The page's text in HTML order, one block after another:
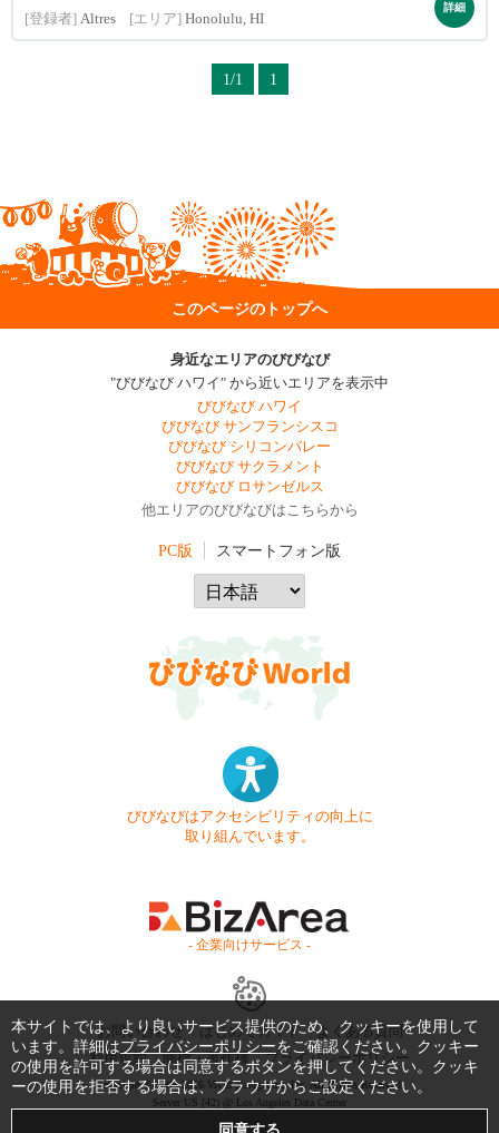
[登録者] Altres [エリア] Honolulu, HI
詳細
1/1 1
このページのトップへ
身近なエリアのびびなび
"びびなび ハワイ" から近いエリアを表示中
びびなび ハワイ
びびなび サンフランシスコ
びびなび シリコンバレー
びびなび サクラメント
びびなび ロサンゼルス
他エリアのびびなびはこちらから
PC版 スマートフォン版
びびなびはアクセシビリティの向上に
取り組んでいます。
- 企業向けサービス -
お問い合わせ はじめてガイド
よくある質問
利用規約
商標・著作権 プライバシーポリシー
Copyright © 1999-2026 Vivid Navigation, Inc. All Rights Reserved.
Server US (42) @ Los Angeles Data Center
本サイトでは、より良いサービス提供のため、クッキーを使用して
います。詳細はプライバシーポリシーをご確認ください。クッキー
の使用を許可する場合は同意するボタンを押してください。クッキ
ーの使用を拒否する場合は、ブラウザからご設定ください。